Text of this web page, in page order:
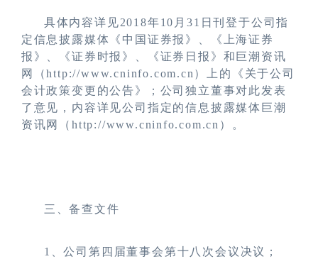
具体内容详见2018年10 月 31 日刊登于公司指
定信息披露媒体《中国证券报》、《上海证券
报》、《证券时报》、《证券日报》和巨潮资讯
网（http://www.cninfo.com.cn ）上的《 关于公司
会计政策变更的公告》 ； 公司独立董事对此发表
了意见，内容详见公司指定的信息披露媒体巨潮
资讯网（http://www.cninfo.com.cn ）。
三、备查文件
1 、公司第四届董事会第十 八 次会议 决议 ；